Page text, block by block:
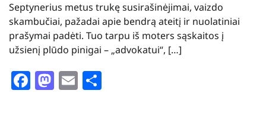
Septynerius metus trukę susirašinėjimai, vaizdo
skambučiai, pažadai apie bendrą ateitį ir nuolatiniai
prašymai padėti. Tuo tarpu iš moters sąskaitos į
užsienį plūdo pinigai – „advokatui“, […]
Facebook
Mastodon
Email